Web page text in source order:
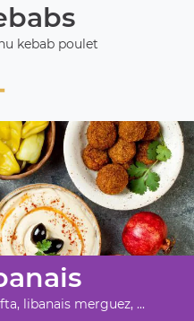
kebab poulet
libanais merguez, ...